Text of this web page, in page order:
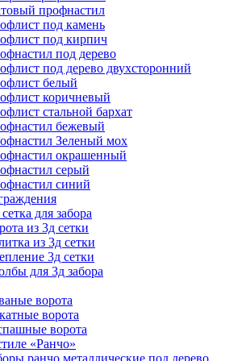
профнастил
под камень
под кирпич
под дерево
под дерево двухсторонний
белый
коричневый
стальной бархат
бежевый
Зеленый мох
окрашенный
серый
синий
для забора
из 3д сетки
из 3д сетки
3д сетки
для 3д забора
ворота
ворота
ворота
«Ранчо»
ранчо металлические под дерево